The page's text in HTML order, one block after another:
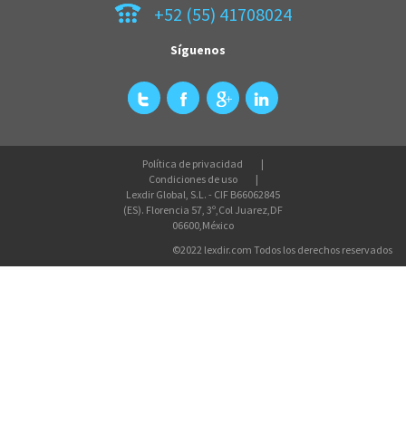
+52 (55) 41708024
Síguenos
Política de privacidad
Condiciones de uso
Lexdir Global, S.L. - CIF B66062845
(ES). Florencia 57, 3º,Col Juarez,DF
06600,México
©2022 lexdir.com Todos los derechos reservados